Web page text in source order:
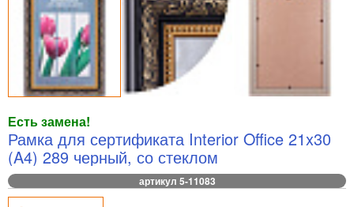
Есть замена!
Рамка для сертификата Interior Office 21x30
(A4) 289 черный, со стеклом
артикул 5-11083